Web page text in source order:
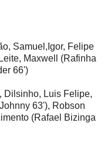
Samuel,Igor, Felipe
Maxwell (Rafinha
66')
Dilsinho, Luis Felipe,
63'), Robson
(Rafael Bizinga